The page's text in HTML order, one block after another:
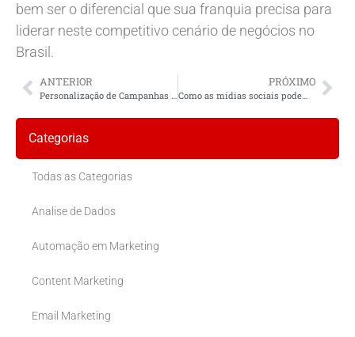
bem ser o diferencial que sua franquia precisa para
liderar neste competitivo cenário de negócios no
Brasil.
ANTERIOR PRÓXIMO
Como as mídias sociais podem ser usadas para destacar a cultura e os valores locais?
Categorias
Todas as Categorias
Analise de Dados
Automação em Marketing
Content Marketing
Email Marketing